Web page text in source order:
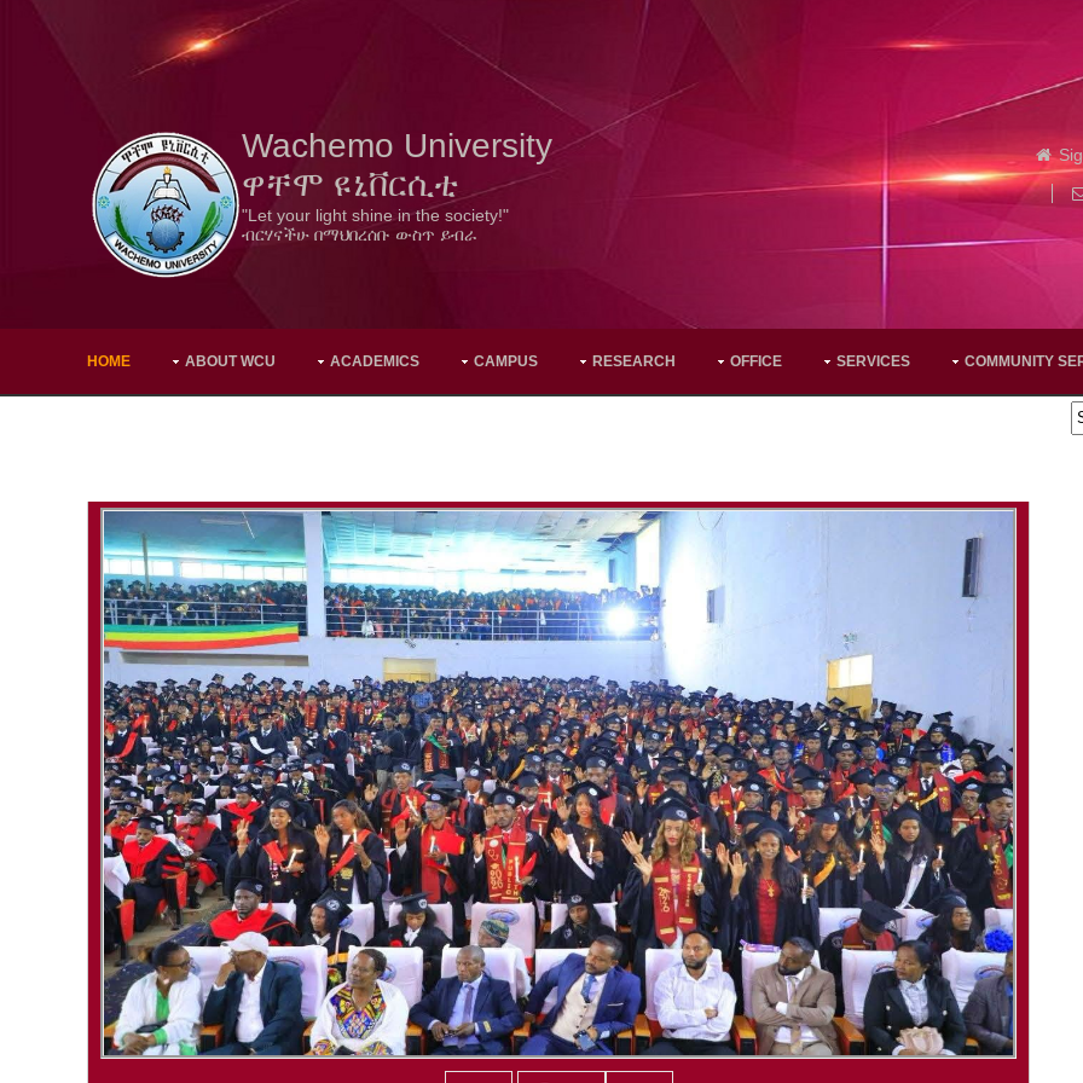
Wachemo University
ዋቸሞ ዩኒቨርሲቲ
"Let your light shine in the society!"
ብርሃናችሁ በማህበረሰቡ ውስጥ ይብራ
HOME ABOUT WCU ACADEMICS CAMPUS RESEARCH OFFICE SERVICES COMMUNITY